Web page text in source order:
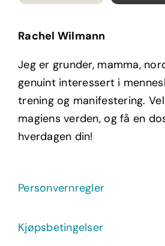
Rachel Wilmann
Jeg er grunder, mamma,
genuint interessert i
trening og manifestering.
magiens verden, og få en
hverdagen din!
Personvernregler
Kjøpsbetingelser